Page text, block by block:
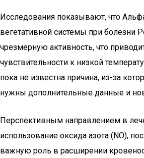
Исследования показывают, что
вегетативной системы при болезни
чрезмерную активность, что
чувствительности к низкой
пока не известна причина, из-за
нужны дополнительные данные и
Перспективным направлением в
использование оксида азота (NO),
важную роль в расширении